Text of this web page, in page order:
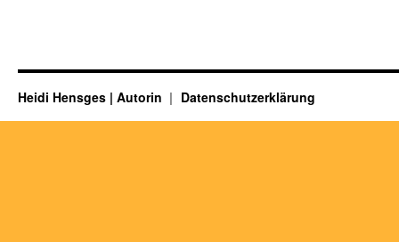
Heidi Hensges | Autorin Datenschutzerklärung